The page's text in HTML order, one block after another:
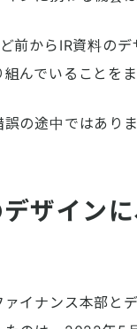
前からIR資料の
んでいることを
誤の途中ではあり
ザイン
ァイナンス本部と